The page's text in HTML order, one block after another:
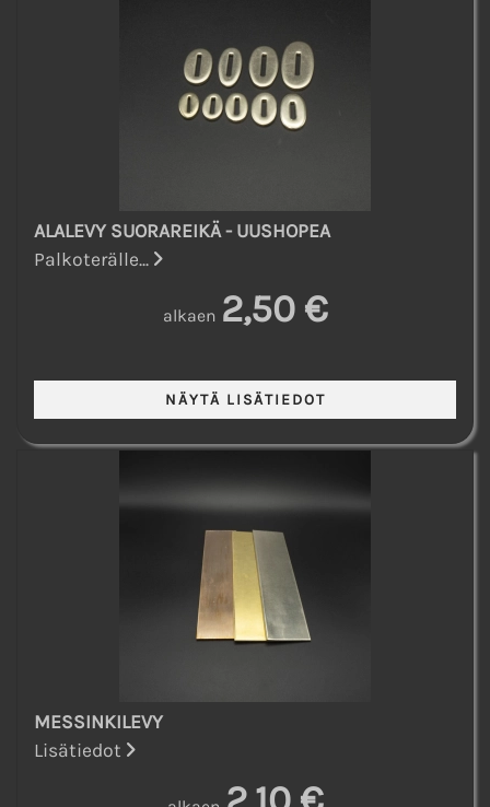
ALALEVY SUORAREIKÄ - UUSHOPEA
Palkoterälle...
alkaen 2,50 €
MESSINKILEVY
Lisätiedot